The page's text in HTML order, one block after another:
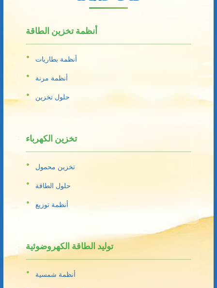
أنظمة تخزين الطاقة
أنظمة بطاريات
أنظمة مرنة
حلول تخزين
تخزين الكهرباء
تخزين محمول
حلول الطاقة
أنظمة توزيع
توليد الطاقة الكهروضوئية
أنظمة شمسية